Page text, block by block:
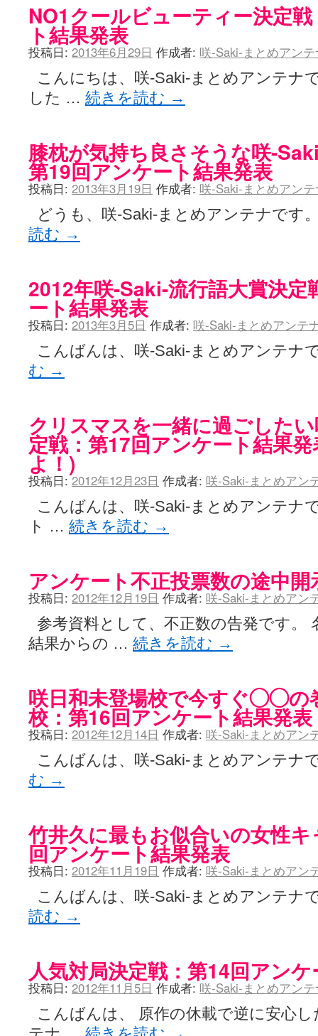
NO1クールビューティー決定
ト結果発表
投稿日: 2013年6月29日 作成者: 咲-Saki-まとめアン
こんにちは、咲-Saki-まとめアンテナ
した … 続きを読む →
膝枕が気持ち良さそうな咲-
第19回アンケート結果発表
投稿日: 2013年3月19日 作成者: 咲-Saki-まとめアン
どうも、咲-Saki-まとめアンテナで
読む →
2012年咲-Saki-流行語大賞決定
ート結果発表
投稿日: 2013年3月5日 作成者: 咲-Saki-まとめアンテ
こんばんは、咲-Saki-まとめアンテ
む →
クリスマスを一緒に過ごした
定戦：第17回アンケート結果
よ！)
投稿日: 2012年12月23日 作成者: 咲-Saki-まとめアン
こんばんは、咲-Saki-まとめアンテナ
ト … 続きを読む →
アンケート不正投票数の途中開
投稿日: 2012年12月19日 作成者: 咲-Saki-まとめアン
参考資料として、不正数の告発です。
結果からの … 続きを読む →
咲日和未登場校で今すぐ◯◯の
校：第16回アンケート結果発表
投稿日: 2012年12月14日 作成者: 咲-Saki-まとめアン
こんばんは、咲-Saki-まとめアンテ
む →
竹井久に最もお似合いの女性
回アンケート結果発表
投稿日: 2012年11月19日 作成者: 咲-Saki-まとめアン
こんばんは、咲-Saki-まとめアンテ
読む →
人気対局決定戦：第14回アン
投稿日: 2012年11月5日 作成者: 咲-Saki-まとめアン
こんばんは、 原作の休載で逆に安心